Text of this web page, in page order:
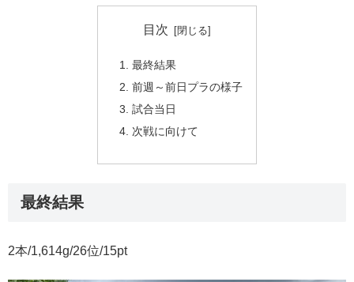
目次
最終結果
前週～前日プラの様子
試合当日
次戦に向けて
最終結果
2本/1,614g/26位/15pt